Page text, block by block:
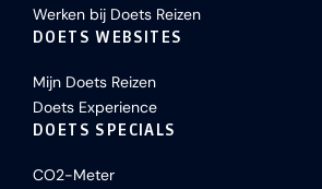
Werken bij Doets Reizen
DOETS WEBSITES
Mijn Doets Reizen
Doets Experience
DOETS SPECIALS
CO2-Meter